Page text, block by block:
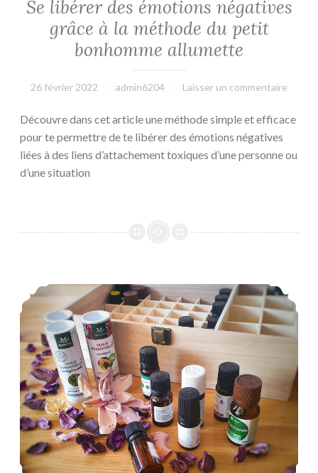
Se libérer des émotions négatives
grâce à la méthode du petit
bonhomme allumette
26 février 2022 admin6204 Laisser un commentaire
Découvre dans cet article une méthode simple et efficace
pour te permettre de te libérer des émotions négatives
liées à des liens d’attachement toxiques d’une personne ou
d’une situation
Soigner ses petits bobos du quotidien grâce aux bienfaits de l’aromathérapie